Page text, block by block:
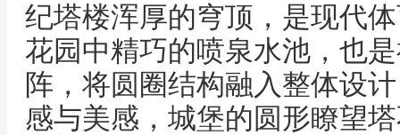
纪塔楼浑厚的穹顶，是现代
花园中精巧的喷泉水池，也
阵，将圆圈结构融入整体设
感与美感，城堡的圆形瞭望